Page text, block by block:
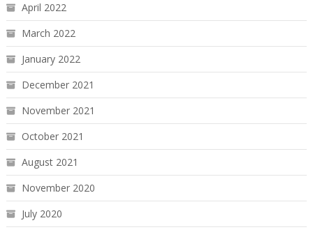
April 2022
March 2022
January 2022
December 2021
November 2021
October 2021
August 2021
November 2020
July 2020